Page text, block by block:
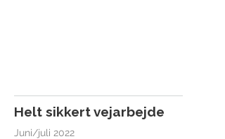
Helt sikkert vejarbejde
Juni/juli 2022